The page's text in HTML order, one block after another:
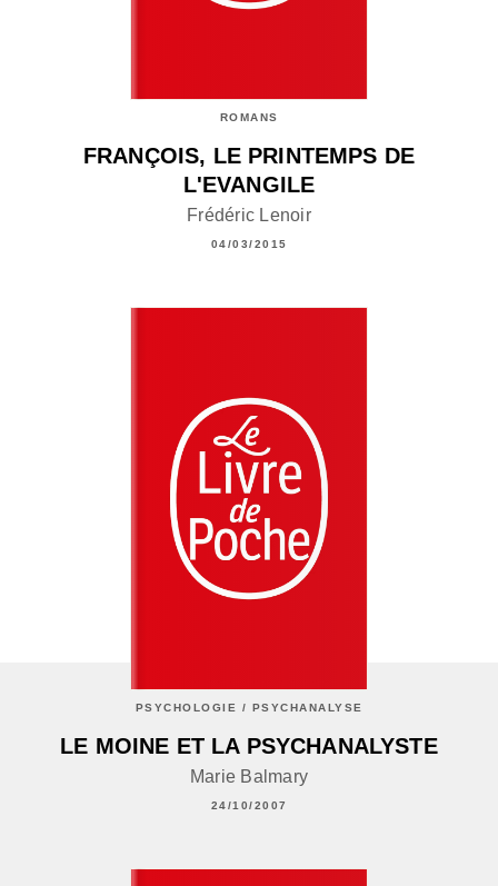
ROMANS
FRANÇOIS, LE PRINTEMPS DE
L'EVANGILE
Frédéric Lenoir
04/03/2015
PSYCHOLOGIE / PSYCHANALYSE
LE MOINE ET LA PSYCHANALYSTE
Marie Balmary
24/10/2007